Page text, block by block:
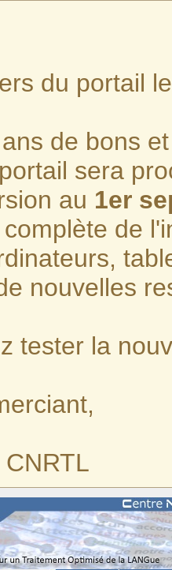
du portail
de bons
sera
au 1er
de
nouvelles
tester la